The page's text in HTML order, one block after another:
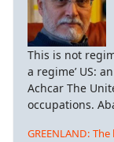
This is not
a regime’ US:
Achcar The
occupations.
GREENLAND: